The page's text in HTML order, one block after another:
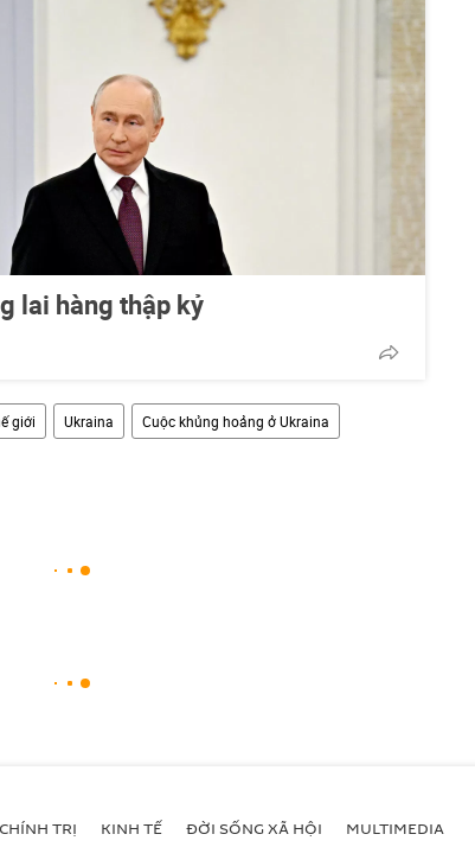
lai hàng thập kỷ
giới Ukraina Cuộc khủng hoảng ở Ukraina
CHÍNH TRỊ KINH TẾ ĐỜI SỐNG XÃ HỘI MULTIMEDIA